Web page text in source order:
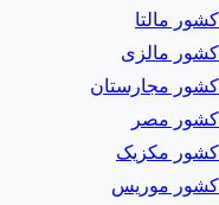
کشور مالتا
کشور مالزی
کشور مجارستان
کشور مصر
کشور مکزیک
کشور موریس